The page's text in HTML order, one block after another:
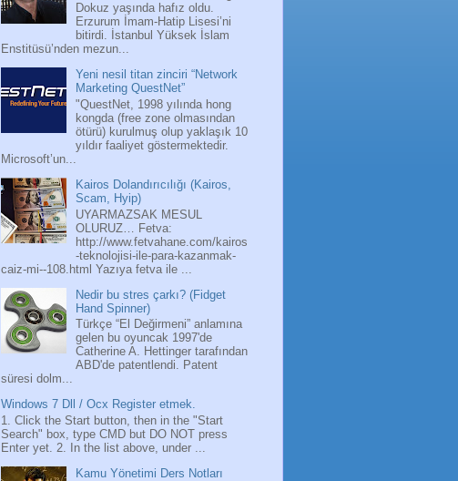
Dokuz yaşında hafız oldu.
Erzurum İmam-Hatip Lisesi’ni
bitirdi. İstanbul Yüksek İslam
Enstitüsü’nden mezun...
Yeni nesil titan zinciri “Network
Marketing QuestNet”
"QuestNet, 1998 yılında hong
kongda (free zone olmasından
ötürü) kurulmuş olup yaklaşık 10
yıldır faaliyet göstermektedir.
Microsoft’un...
Kairos Dolandırıcılığı (Kairos,
Scam, Hyip)
UYARMAZSAK MESUL
OLURUZ… Fetva:
http://www.fetvahane.com/kairos
-teknolojisi-ile-para-kazanmak-
caiz-mi--108.html Yazıya fetva ile ...
Nedir bu stres çarkı? (Fidget
Hand Spinner)
Türkçe “El Değirmeni” anlamına
gelen bu oyuncak 1997'de
Catherine A. Hettinger tarafından
ABD'de patentlendi. Patent
süresi dolm...
Windows 7 Dll / Ocx Register etmek.
1. Click the Start button, then in the "Start
Search" box, type CMD but DO NOT press
Enter yet. 2. In the list above, under ...
Kamu Yönetimi Ders Notları